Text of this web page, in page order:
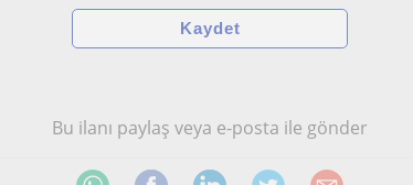
Bu ilanı paylaş veya e-posta ile gönder